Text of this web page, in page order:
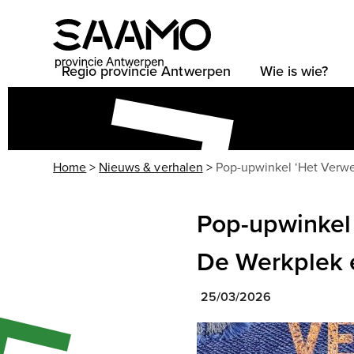
Regio provincie Antwerpen Wie is wie?
Home> Nieuws & verhalen > Pop-upwinkel ‘Het
Pop-
De Werkplek
25/03/2026
Use
the